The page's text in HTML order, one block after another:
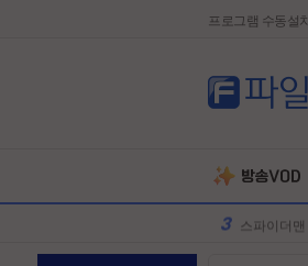
프로그램 수동설치
스파이더맨